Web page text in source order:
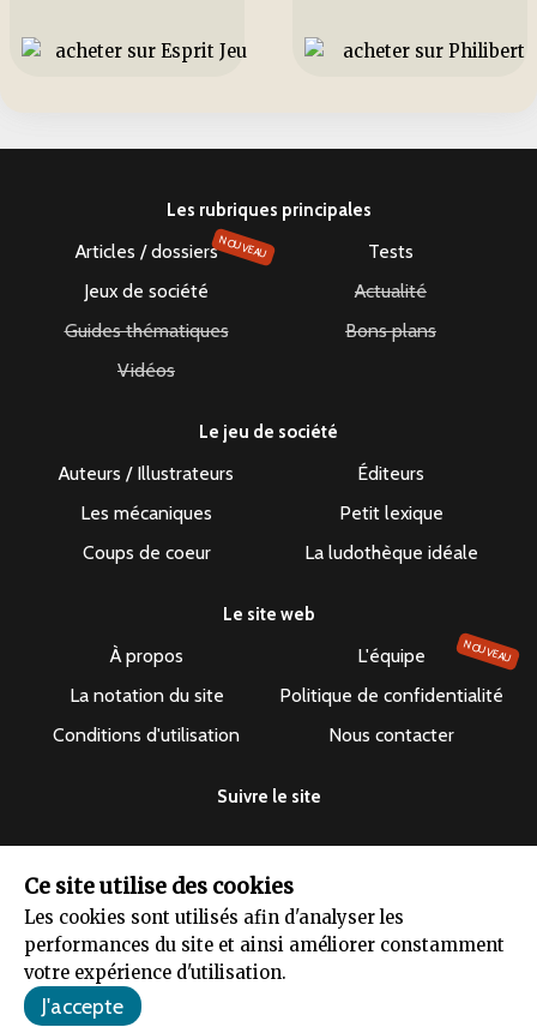
Ce site utilise des cookies
Les cookies sont utilisés afin d'analyser les
performances du site et ainsi améliorer constamment
votre expérience d'utilisation.
Les rubriques principales
Articles / dossiersNOUVEAU
Tests
Jeux de société
Actualité
Guides thématiques
Bons plans
Vidéos
Le jeu de société
Auteurs / Illustrateurs
Éditeurs
Les mécaniques
Petit lexique
Coups de coeur
La ludothèque idéale
Le site web
À propos L'équipe NOUVEAU
La notation du site
Politique de confidentialité
Conditions d'utilisation
Nous contacter
Suivre le site
Le dépuncheur ©2019-2026 - Tous droits réservés